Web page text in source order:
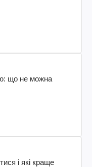
що не можна
і які краще